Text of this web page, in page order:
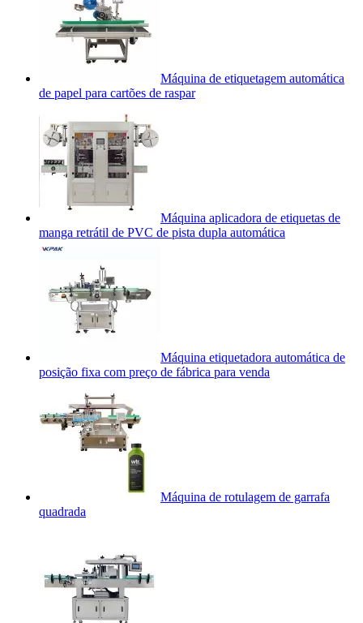
Máquina de etiquetagem automática
de papel para cartões de raspar
Máquina aplicadora de etiquetas de
manga retrátil de PVC de pista dupla automática
Máquina etiquetadora automática de
posição fixa com preço de fábrica para venda
Máquina de rotulagem de garrafa
quadrada